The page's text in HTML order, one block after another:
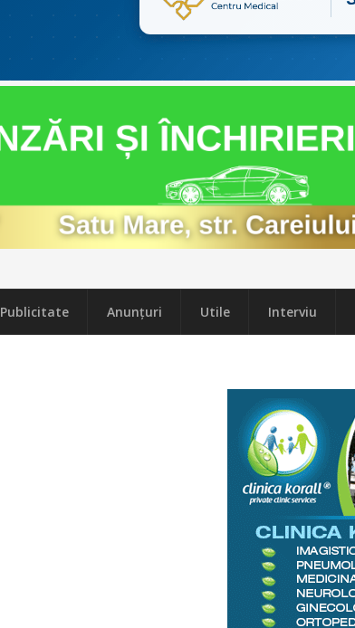
Publicitate Anunțuri Utile Interviu